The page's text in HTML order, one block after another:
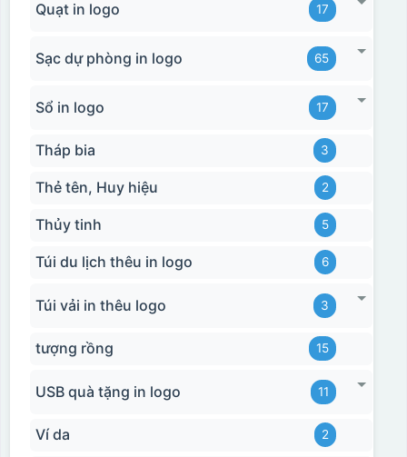
Quạt in logo 17
Sạc dự phòng in logo 65
Sổ in logo 17
Tháp bia 3
Thẻ tên, Huy hiệu 2
Thủy tinh 5
Túi du lịch thêu in logo 6
Túi vải in thêu logo 3
tượng rồng 15
USB quà tặng in logo 11
Ví da 2